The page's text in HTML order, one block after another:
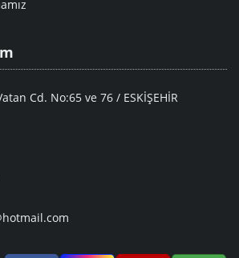
Cd. No:65 ve 76 / ESKİŞEHİR